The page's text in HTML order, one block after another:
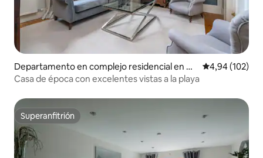
Departamento en complejo residencial en Du
blín
Calificación
4,94 (102)
Casa de época con excelentes vistas a la playa
Superanfitrión
Superanfitrión